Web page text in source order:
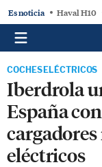
Es noticia Haval H10
COCHES ELÉCTRICOS
Iberdrola
España
eléctricos